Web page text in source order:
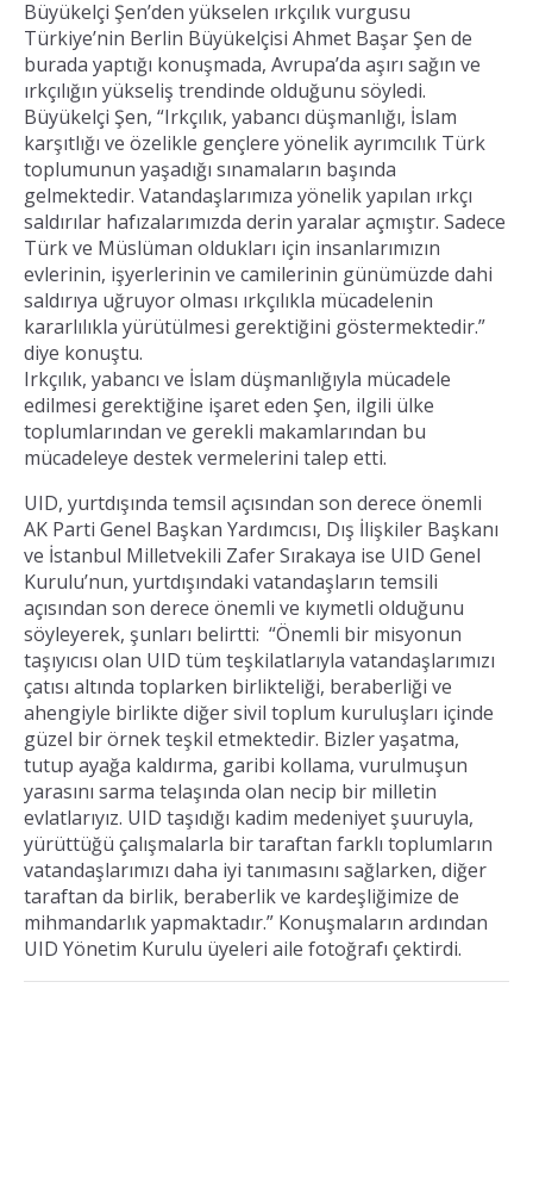
Büyükelçi Şen’den yükselen ırkçılık vurgusu
Türkiye’nin Berlin Büyükelçisi Ahmet Başar Şen de
burada yaptığı konuşmada, Avrupa’da aşırı sağın ve
ırkçılığın yükseliş trendinde olduğunu söyledi.
Büyükelçi Şen, “Irkçılık, yabancı düşmanlığı, İslam
karşıtlığı ve özelikle gençlere yönelik ayrımcılık Türk
toplumunun yaşadığı sınamaların başında
gelmektedir. Vatandaşlarımıza yönelik yapılan ırkçı
saldırılar hafızalarımızda derin yaralar açmıştır. Sadece
Türk ve Müslüman oldukları için insanlarımızın
evlerinin, işyerlerinin ve camilerinin günümüzde dahi
saldırıya uğruyor olması ırkçılıkla mücadelenin
kararlılıkla yürütülmesi gerektiğini göstermektedir.”
diye konuştu.
Irkçılık, yabancı ve İslam düşmanlığıyla mücadele
edilmesi gerektiğine işaret eden Şen, ilgili ülke
toplumlarından ve gerekli makamlarından bu
mücadeleye destek vermelerini talep etti.
UID, yurtdışında temsil açısından son derece önemli
AK Parti Genel Başkan Yardımcısı, Dış İlişkiler Başkanı
ve İstanbul Milletvekili Zafer Sırakaya ise UID Genel
Kurulu’nun, yurtdışındaki vatandaşların temsili
açısından son derece önemli ve kıymetli olduğunu
söyleyerek, şunları belirtti: “Önemli bir misyonun
taşıyıcısı olan UID tüm teşkilatlarıyla vatandaşlarımızı
çatısı altında toplarken birlikteliği, beraberliği ve
ahengiyle birlikte diğer sivil toplum kuruluşları içinde
güzel bir örnek teşkil etmektedir. Bizler yaşatma,
tutup ayağa kaldırma, garibi kollama, vurulmuşun
yarasını sarma telaşında olan necip bir milletin
evlatlarıyız. UID taşıdığı kadim medeniyet şuuruyla,
yürüttüğü çalışmalarla bir taraftan farklı toplumların
vatandaşlarımızı daha iyi tanımasını sağlarken, diğer
taraftan da birlik, beraberlik ve kardeşliğimize de
mihmandarlık yapmaktadır.” Konuşmaların ardından
UID Yönetim Kurulu üyeleri aile fotoğrafı çektirdi.